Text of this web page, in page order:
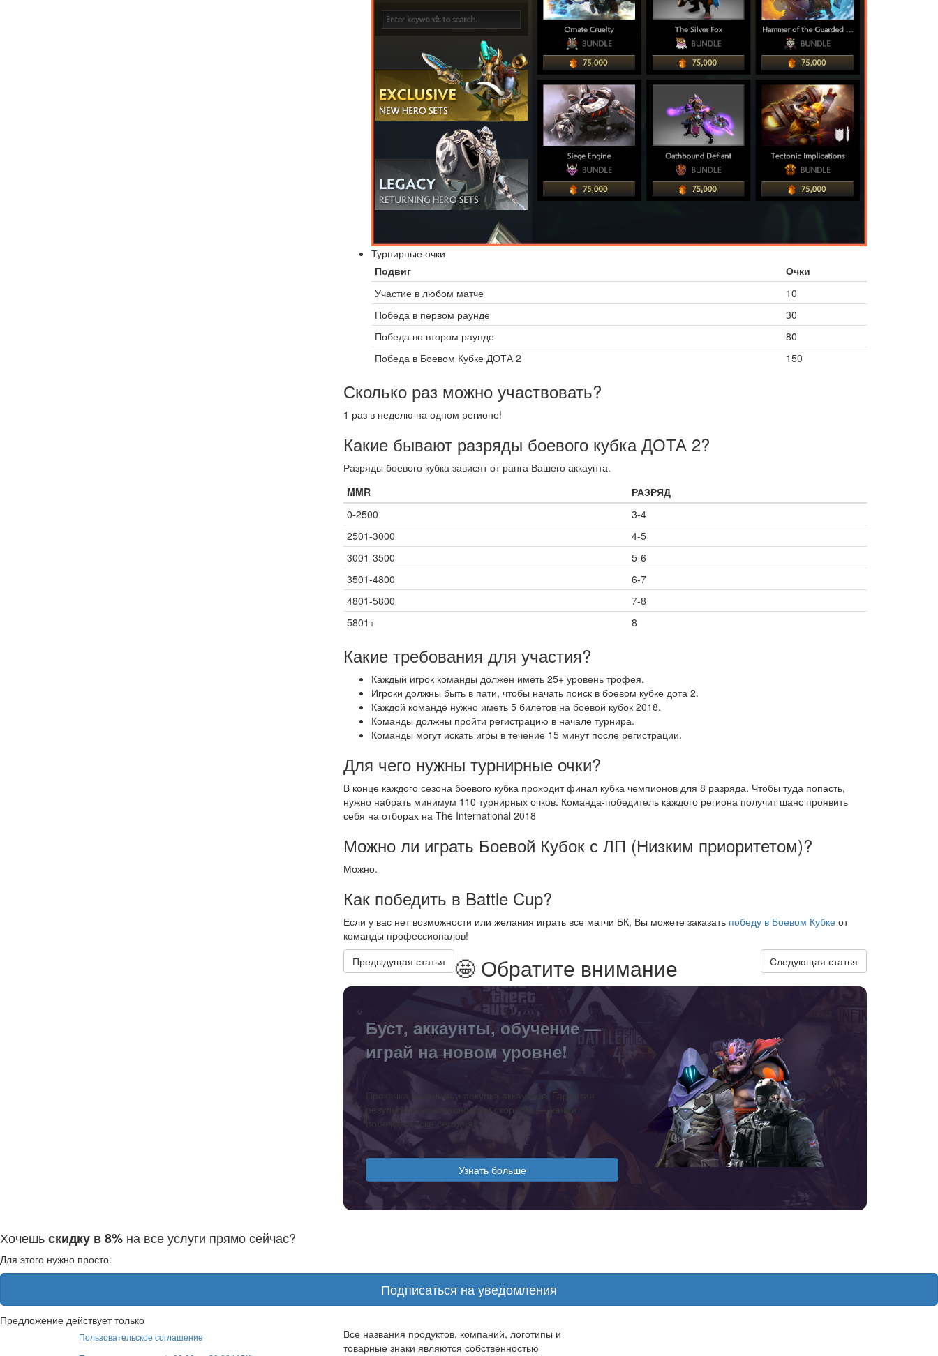
Турнирные очки
Подвиг
Очки
Участие в любом матче
10
Победа в первом раунде
30
Победа во втором раунде
80
Победа в Боевом Кубке ДОТА 2
150
Сколько раз можно участвовать?
1 раз в неделю на одном регионе!
Какие бывают разряды боевого кубка ДОТА 2?
Разряды боевого кубка зависят от ранга Вашего аккаунта.
MMR
РАЗРЯД
0-2500
3-4
2501-3000
4-5
3001-3500
5-6
3501-4800
6-7
4801-5800
7-8
5801+
8
Какие требования для участия?
Каждый игрок команды должен иметь 25+ уровень трофея.
Игроки должны быть в пати, чтобы начать поиск в боевом кубке дота 2.
Каждой команде нужно иметь 5 билетов на боевой кубок 2018.
Команды должны пройти регистрацию в начале турнира.
Команды могут искать игры в течение 15 минут после регистрации.
Для чего нужны турнирные очки?
В конце каждого сезона боевого кубка проходит финал кубка чемпионов для 8 разряда. Чтобы туда попасть,
нужно набрать минимум 110 турнирных очков. Команда-победитель каждого региона получит шанс проявить
себя на отборах на The International 2018
Можно ли играть Боевой Кубок с ЛП (Низким приоритетом)?
Можно.
Как победить в Battle Cup?
Если у вас нет возможности или желания играть все матчи БК, Вы можете заказать победу в Боевом Кубке от
команды профессионалов!
Предыдущая статья
Следующая статья
🤩 Обратите внимание
Буст, аккаунты, обучение —
играй на новом уровне!
Прокачка рейтинга и покупка аккаунтов. Гарантия
результата, безопасность и скорость — начни
побеждать уже сегодня!
Узнать больше
Хочешьскидку в 8% на все услуги прямо сейчас?
Для этого нужно просто:
Подписаться на уведомления
Предложение действует только
Пользовательское соглашение
Все названия продуктов, компаний, логотипы и
товарные знаки являются собственностью